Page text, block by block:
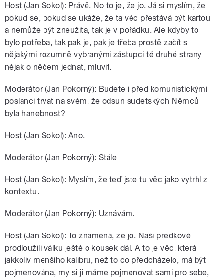
Host (Jan Sokol): Právě. No to je, že jo. Já si myslím, že
pokud se, pokud se ukáže, že ta věc přestává být kartou
a nemůže být zneužita, tak je v pořádku. Ale kdyby to
bylo potřeba, tak pak je, pak je třeba prostě začít s
nějakými rozumně vybranými zástupci té druhé strany
nějak o něčem jednat, mluvit.
Moderátor (Jan Pokorný): Budete i před komunistickými
poslanci trvat na svém, že odsun sudetských Němců
byla hanebnost?
Host (Jan Sokol): Ano.
Moderátor (Jan Pokorný): Stále
Host (Jan Sokol): Myslím, že teď jste tu věc jako vytrhl z
kontextu.
Moderátor (Jan Pokorný): Uznávám.
Host (Jan Sokol): To znamená, že jo. Naši předkové
prodloužili válku ještě o kousek dál. A to je věc, která
jakkoliv menšího kalibru, než to co předcházelo, má být
pojmenována, my si ji máme pojmenovat sami pro sebe,